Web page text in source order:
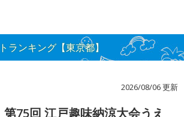
ランキング【東京都】
2026/08/06 更新
第75回 江戸趣味納涼大会うえ